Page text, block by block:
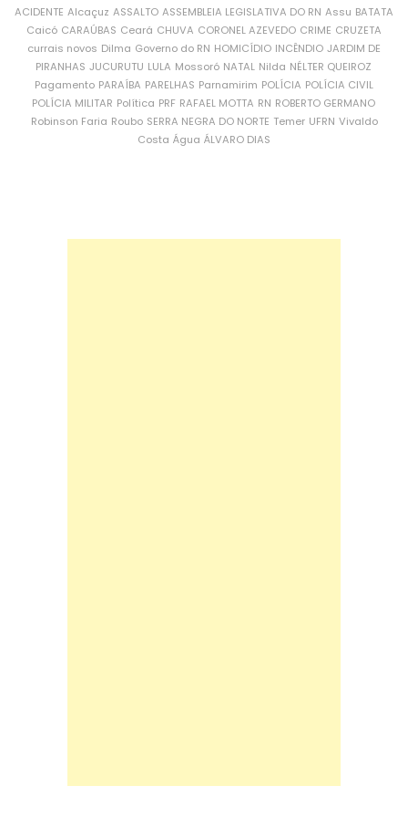
ACIDENTE Alcaçuz ASSALTO ASSEMBLEIA LEGISLATIVA DO RN Assu BATATA
Caicó CARAÚBAS Ceará CHUVA CORONEL AZEVEDO CRIME CRUZETA
currais novos Dilma Governo do RN HOMICÍDIO INCÊNDIO JARDIM DE
PIRANHAS JUCURUTU LULA Mossoró NATAL Nilda NÉLTER QUEIROZ
Pagamento PARAÍBA PARELHAS Parnamirim POLÍCIA POLÍCIA CIVIL
POLÍCIA MILITAR Política PRF RAFAEL MOTTA RN ROBERTO GERMANO
Robinson Faria Roubo SERRA NEGRA DO NORTE Temer UFRN Vivaldo
Costa Água ÁLVARO DIAS